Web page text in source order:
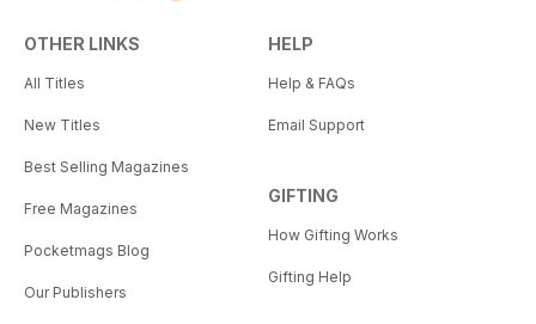
OTHER LINKS
All Titles
New Titles
Best Selling Magazines
Free Magazines
Pocketmags Blog
Our Publishers
HELP
Help & FAQs
Email Support
GIFTING
How Gifting Works
Gifting Help